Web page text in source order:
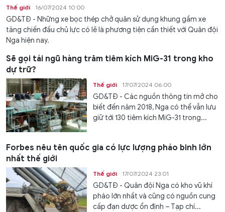
Thế giới 16/07/2024 10:00
GD&TĐ - Những xe bọc thép chở quân sử dụng khung gầm xe
tăng chiến đấu chủ lực có lẽ là phương tiện cần thiết với Quân đội
Nga hiện nay.
Sẽ gọi tái ngũ hàng trăm tiêm kích MiG-31 trong kho
dự trữ?
Thế giới 17/07/2024 06:00
GD&TĐ - Các nguồn thông tin mở cho
biết đến năm 2018, Nga có thể vẫn lưu
giữ tới 130 tiêm kích MiG-31 trong...
Forbes nêu tên quốc gia có lực lượng pháo binh lớn
nhất thế giới
Thế giới 17/07/2024 23:01
GD&TĐ - Quân đội Nga có kho vũ khí
pháo lớn nhất và cũng có nguồn cung
cấp đạn dược ổn định – Tạp chí...